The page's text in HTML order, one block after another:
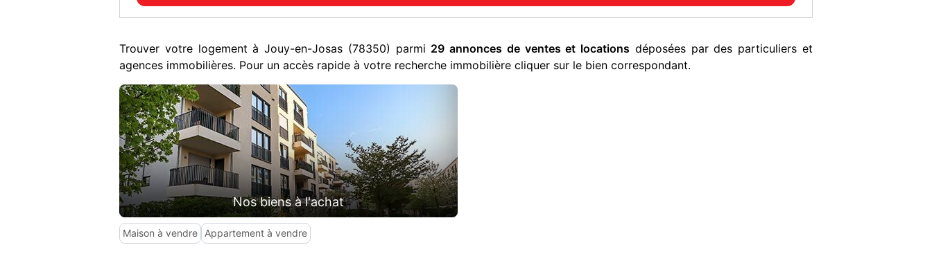
Trouver votre logement à Jouy-en-Josas (78350) parmi 29 annonces de ventes et locations déposées par des particuliers et
agences immobilières. Pour un accès rapide à votre recherche immobilière cliquer sur le bien correspondant.
Nos biens à l'achat
Maison à vendre Appartement à vendre